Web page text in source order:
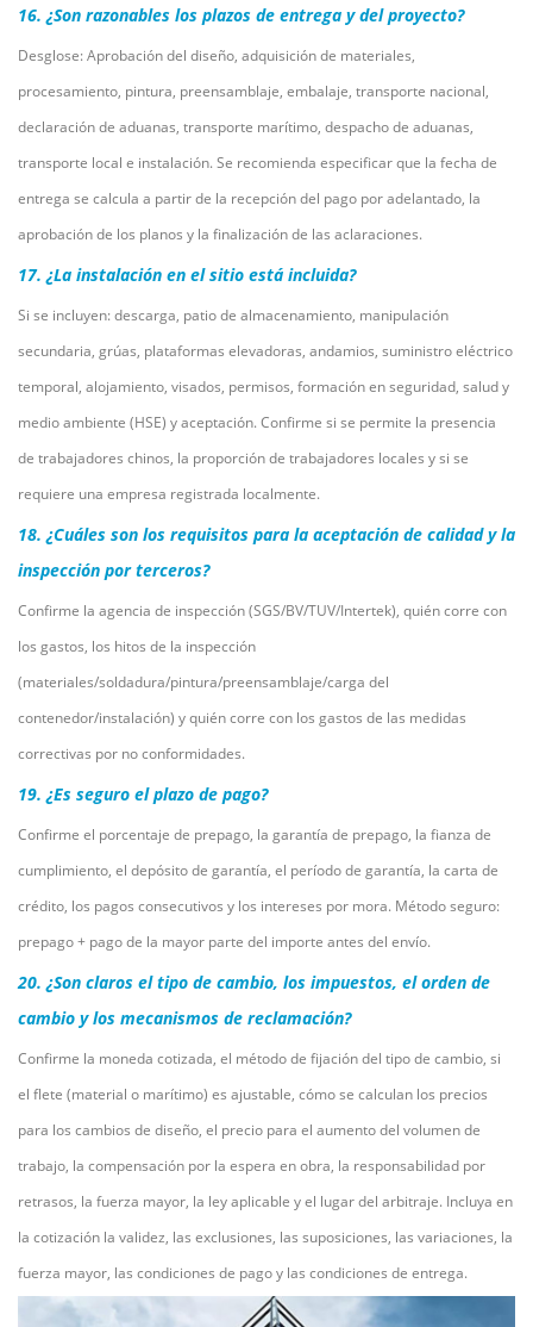
16. ¿Son razonables los plazos de entrega y del proyecto?
Desglose: Aprobación del diseño, adquisición de materiales,
procesamiento, pintura, preensamblaje, embalaje, transporte nacional,
declaración de aduanas, transporte marítimo, despacho de aduanas,
transporte local e instalación. Se recomienda especificar que la fecha de
entrega se calcula a partir de la recepción del pago por adelantado, la
aprobación de los planos y la finalización de las aclaraciones.
17. ¿La instalación en el sitio está incluida?
Si se incluyen: descarga, patio de almacenamiento, manipulación
secundaria, grúas, plataformas elevadoras, andamios, suministro eléctrico
temporal, alojamiento, visados, permisos, formación en seguridad, salud y
medio ambiente (HSE) y aceptación. Confirme si se permite la presencia
de trabajadores chinos, la proporción de trabajadores locales y si se
requiere una empresa registrada localmente.
18. ¿Cuáles son los requisitos para la aceptación de calidad y la
inspección por terceros?
Confirme la agencia de inspección (SGS/BV/TUV/Intertek), quién corre con
los gastos, los hitos de la inspección
(materiales/soldadura/pintura/preensamblaje/carga del
contenedor/instalación) y quién corre con los gastos de las medidas
correctivas por no conformidades.
19. ¿Es seguro el plazo de pago?
Confirme el porcentaje de prepago, la garantía de prepago, la fianza de
cumplimiento, el depósito de garantía, el período de garantía, la carta de
crédito, los pagos consecutivos y los intereses por mora. Método seguro:
prepago + pago de la mayor parte del importe antes del envío.
20. ¿Son claros el tipo de cambio, los impuestos, el orden de
cambio y los mecanismos de reclamación?
Confirme la moneda cotizada, el método de fijación del tipo de cambio, si
el flete (material o marítimo) es ajustable, cómo se calculan los precios
para los cambios de diseño, el precio para el aumento del volumen de
trabajo, la compensación por la espera en obra, la responsabilidad por
retrasos, la fuerza mayor, la ley aplicable y el lugar del arbitraje. Incluya en
la cotización la validez, las exclusiones, las suposiciones, las variaciones, la
fuerza mayor, las condiciones de pago y las condiciones de entrega.